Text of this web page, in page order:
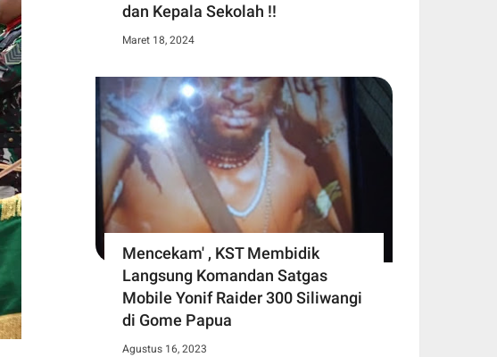
dan Kepala Sekolah !!
Maret 18, 2024
Mencekam' , KST Membidik
Langsung Komandan Satgas
Mobile Yonif Raider 300 Siliwangi
di Gome Papua
Agustus 16, 2023